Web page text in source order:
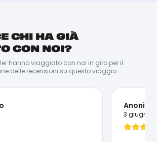
caraibica che si rispetti, Santos ama
e trascinare i suoi amici in nuove
nato e cresciuto in Repubblica
sa proprio tutto della
la cosa che gli viene meglio
Per lui è molto semplice catturare
- 🇮🇹 Italiano - 🇬🇧 Inglese
CHI HA GIÀ
CON NOI?
hanno viaggiato con noi in giro per il
delle recensioni su questo viaggio.
Anonimo
3 giugno